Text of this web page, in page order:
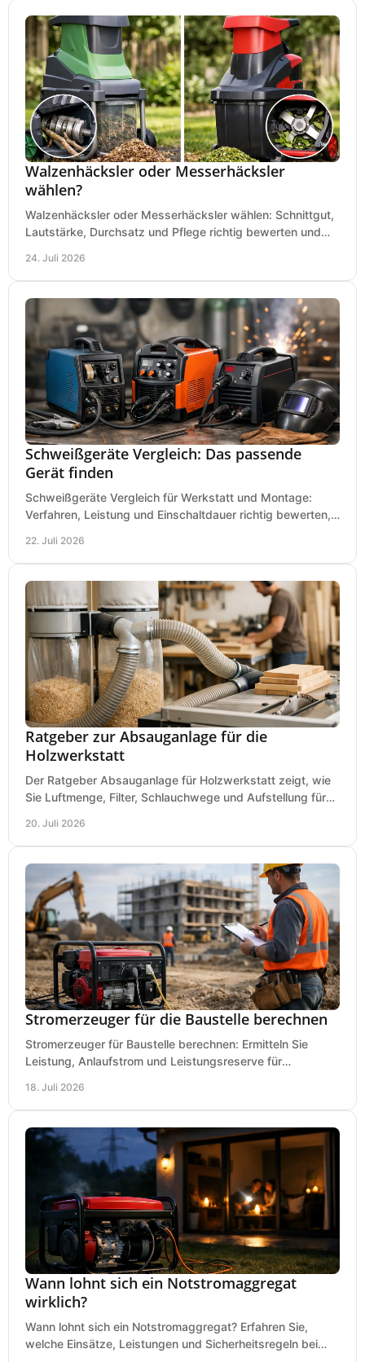
Walzenhäcksler oder Messerhäcksler
wählen?
Walzenhäcksler oder Messerhäcksler wählen: Schnittgut,
Lautstärke, Durchsatz und Pflege richtig bewerten und
24. Juli 2026
Schweißgeräte Vergleich: Das passende
Gerät finden
Schweißgeräte Vergleich für Werkstatt und Montage:
Verfahren, Leistung und Einschaltdauer richtig bewerten,
22. Juli 2026
Ratgeber zur Absauganlage für die
Holzwerkstatt
Der Ratgeber Absauganlage für Holzwerkstatt zeigt, wie
Sie Luftmenge, Filter, Schlauchwege und Aufstellung für
20. Juli 2026
Stromerzeuger für die Baustelle berechnen
Stromerzeuger für Baustelle berechnen: Ermitteln Sie
Leistung, Anlaufstrom und Leistungsreserve für
18. Juli 2026
Wann lohnt sich ein Notstromaggregat
wirklich?
Wann lohnt sich ein Notstromaggregat? Erfahren Sie,
welche Einsätze, Leistungen und Sicherheitsregeln bei